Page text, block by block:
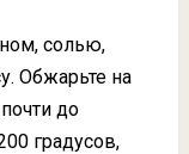
солью,
Обжарьте на
до
градусов,